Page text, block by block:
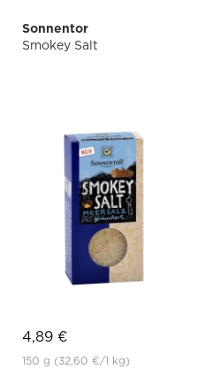
Sonnentor
Smokey Salt
4,89 €
150 g (32,60 €/1 kg)